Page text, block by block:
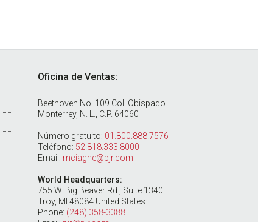
Oficina de Ventas:
Beethoven No. 109 Col. Obispado
Monterrey, N. L., C.P. 64060
Número gratuito: 01.800.888.7576
Teléfono: 52.818.333.8000
Email: mciagne@pjr.com
World Headquarters:
755 W. Big Beaver Rd., Suite 1340
Troy, MI 48084 United States
Phone: (248) 358-3388